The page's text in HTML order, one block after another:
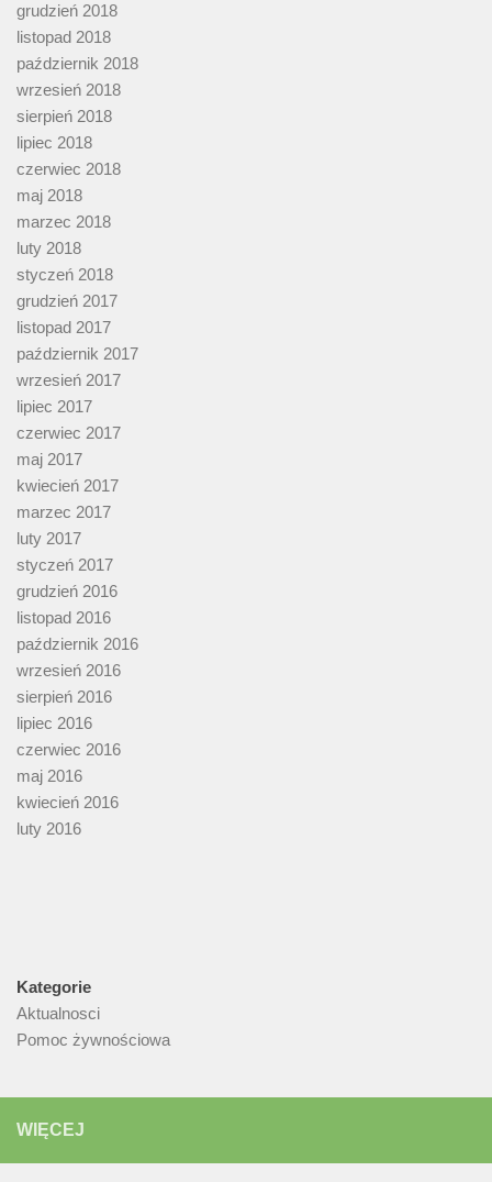
grudzień 2018
listopad 2018
październik 2018
wrzesień 2018
sierpień 2018
lipiec 2018
czerwiec 2018
maj 2018
marzec 2018
luty 2018
styczeń 2018
grudzień 2017
listopad 2017
październik 2017
wrzesień 2017
lipiec 2017
czerwiec 2017
maj 2017
kwiecień 2017
marzec 2017
luty 2017
styczeń 2017
grudzień 2016
listopad 2016
październik 2016
wrzesień 2016
sierpień 2016
lipiec 2016
czerwiec 2016
maj 2016
kwiecień 2016
luty 2016
Kategorie
Aktualnosci
Pomoc żywnościowa
WIĘCEJ